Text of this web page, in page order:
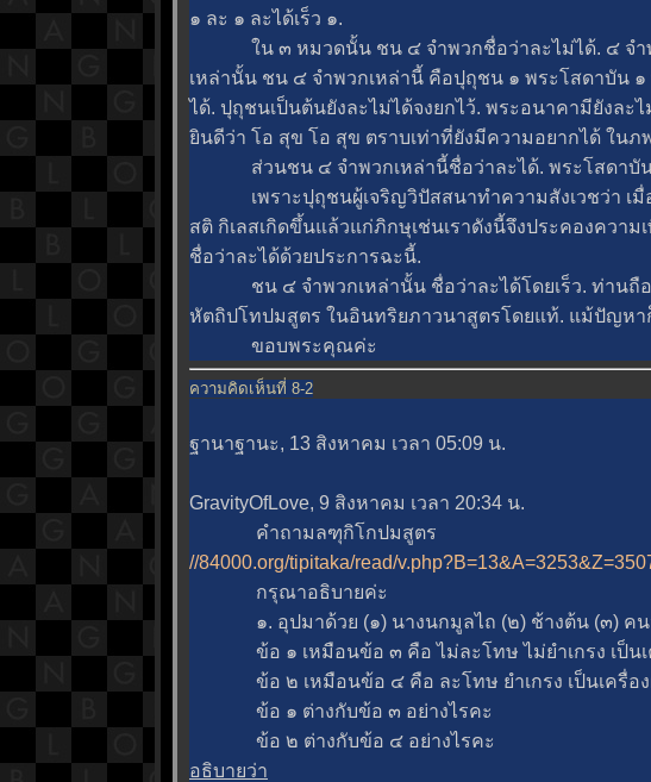
๑ ละ ๑ ละได้เร็ว ๑.
น ๓ หมวดนั้น ชน ๔ จำพวกชื่อว่าละไม่ได้. ๔ จำพว
เหล่านั้น ชน ๔ จำพวกเหล่านี้ คือปุถุชน ๑ พระโสดาบัน
ได้. ปุถุชนเป็นต้นยังละไม่ได้จงยกไว้. พระอนาคามียังละ
นดีว่า โอ สุข โอ สุข ตราบเท่าที่ยังมีความอยากได้ ในภ
ส่วนชน ๔ จำพวกเหล่านี้ชื่อว่าละได้. พระโสดาบันเ
เพราะปุถุชนผู้เจริญวิปัสสนาทำความสังเวชว่า เมื่อ
สติ กิเลสเกิดขึ้นแล้วแก่ภิกษุเช่นเราดังนี้จึงประคองควา
ชื่อว่าละได้ด้วยประการฉะนี้.
ชน ๔ จำพวกเหล่านั้น ชื่อว่าละได้โดยเร็ว. ท่านถือเ
หัตถิปโทปมสูตร ในอินทริยภาวนาสูตรโดยแท้. แม้ปัญห
ขอบพระคุณค่ะ
ความคิดเห็นที่ 8-2
ฐานาฐานะ, 13 สิงหาคม เวลา 05:09 น.
GravityOfLove, 9 สิงหาคม เวลา 20:34 น.
คำถามลฑุกิโกปมสูตร
//84000.org/tipitaka/read/
กรุณาอธิบายค่ะ
๑. อุปมาด้วย (๑) นางนกมูลไถ (๒) ช้างต้น (๓) ค
ข้อ ๑ เหมือนข้อ ๓ คือ ไม่ละโทษ ไม่ยำเกรง เป็นเ
ข้อ ๒ เหมือนข้อ ๔ คือ ละโทษ ยำเกรง เป็นเครื่อง
ข้อ ๑ ต่างกับข้อ ๓ อย่างไรคะ
ข้อ ๒ ต่างกับข้อ ๔ อย่างไรคะ
อธิบายว่า